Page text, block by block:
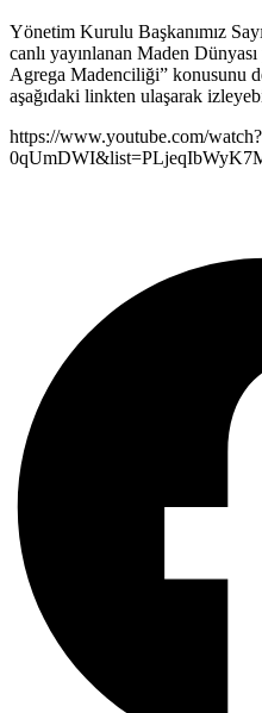
Yönetim Kurulu Başkanımız
canlı yayınlanan Maden
Agrega Madenciliği” konusunu
aşağıdaki linkten ulaşarak
https://www.youtube.com/